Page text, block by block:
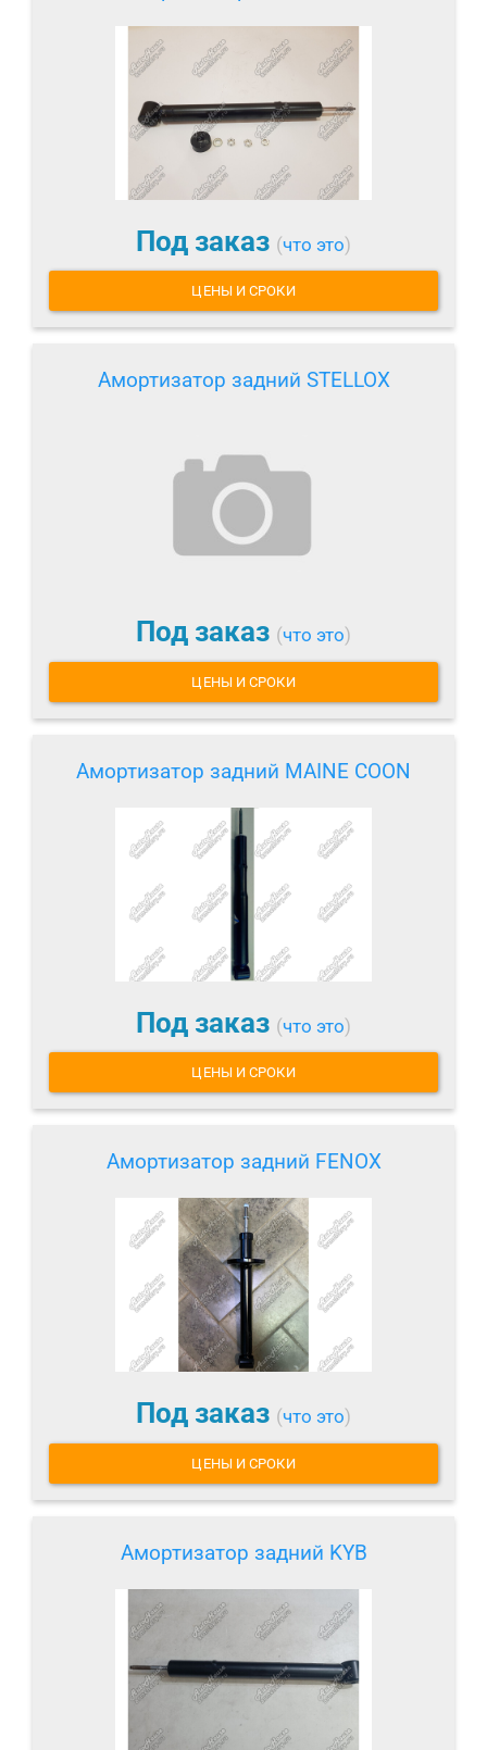
Под заказ (что это)
ЦЕНЫ И СРОКИ
Амортизатор задний STELLOX
Под заказ (что это)
ЦЕНЫ И СРОКИ
Амортизатор задний MAINE COON
Под заказ (что это)
ЦЕНЫ И СРОКИ
Амортизатор задний FENOX
Под заказ (что это)
ЦЕНЫ И СРОКИ
Амортизатор задний KYB